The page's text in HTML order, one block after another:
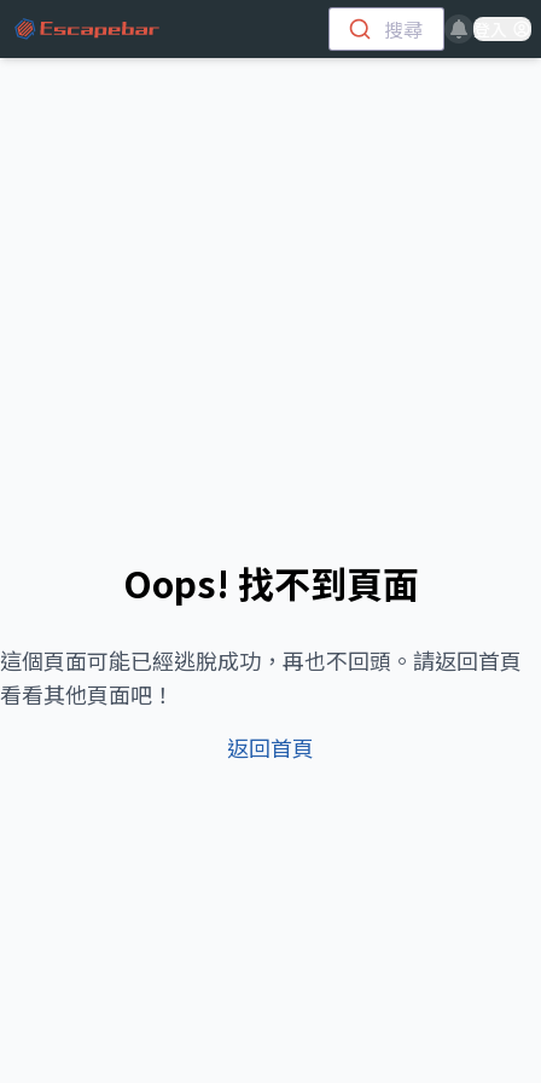
跳至主要內容
搜尋 登入
Oops! 找不到頁面
這個頁面可能已經逃脫成功，再也不回頭。請返回首頁
看看其他頁面吧！
返回首頁